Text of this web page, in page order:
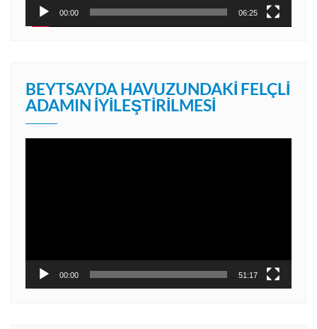
00:00 06:25
BEYTSAYDA HAVUZUNDAKI FELÇLI
ADAMIN İYILEŞTIRILMESI
00:00 51:17